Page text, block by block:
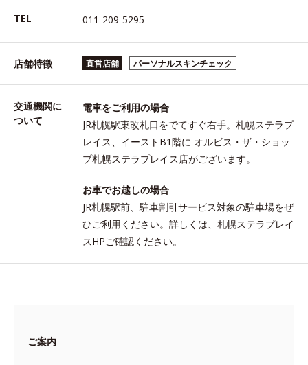
TEL 011-209-5295
店舗特徴 直営店舗 パーソナルスキンチェック
交通機関に
ついて
電車をご利用の場合
JR札幌駅東改札口をでてすぐ右手。札幌ステラプ
レイス、イーストB1階に オルビス・ザ・ショッ
プ札幌ステラプレイス店がございます。
お車でお越しの場合
JR札幌駅前、駐車割引サービス対象の駐車場をぜ
ひご利用ください。詳しくは、札幌ステラプレイ
スHPご確認ください。
ご案内